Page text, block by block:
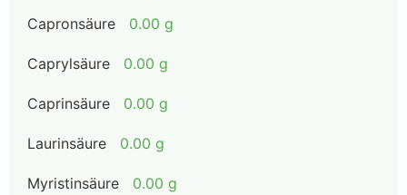
Capronsäure 0.00 g
Caprylsäure 0.00 g
Caprinsäure 0.00 g
Laurinsäure 0.00 g
Myristinsäure 0.00 g